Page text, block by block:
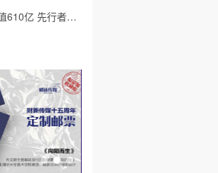
特稿｜宇树发行市值610亿 先行者的加速和考验